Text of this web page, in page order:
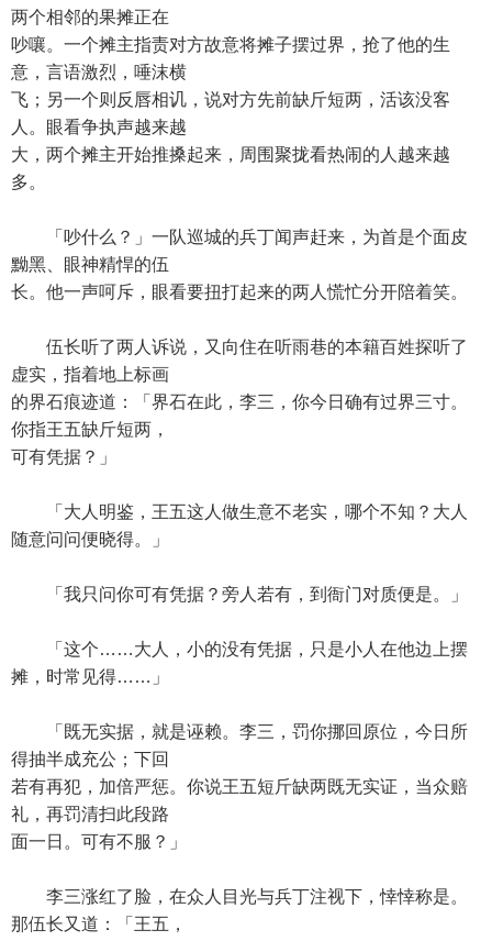
两个相邻的果摊正在
吵嚷。一个摊主指责对方故意将摊子摆过界，抢了他的生
意，言语激烈，唾沫横
飞；另一个则反唇相讥，说对方先前缺斤短两，活该没客
人。眼看争执声越来越
大，两个摊主开始推搡起来，周围聚拢看热闹的人越来越
多。
「吵什么？」一队巡城的兵丁闻声赶来，为首是个面皮
黝黑、眼神精悍的伍
长。他一声呵斥，眼看要扭打起来的两人慌忙分开陪着笑。
伍长听了两人诉说，又向住在听雨巷的本籍百姓探听了
虚实，指着地上标画
的界石痕迹道：「界石在此，李三，你今日确有过界三寸。
你指王五缺斤短两，
可有凭据？」
「大人明鉴，王五这人做生意不老实，哪个不知？大人
随意问问便晓得。」
「我只问你可有凭据？旁人若有，到衙门对质便是。」
「这个……大人，小的没有凭据，只是小人在他边上摆
摊，时常见得……」
「既无实据，就是诬赖。李三，罚你挪回原位，今日所
得抽半成充公；下回
若有再犯，加倍严惩。你说王五短斤缺两既无实证，当众赔
礼，再罚清扫此段路
面一日。可有不服？」
李三涨红了脸，在众人目光与兵丁注视下，悻悻称是。
那伍长又道：「王五，